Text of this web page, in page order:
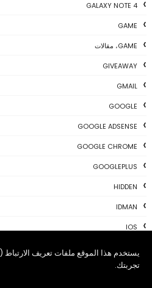
تجربتك.
GALAXY NOTE 4
GAME
GAME، مقالات
GIVEAWAY
GMAIL
GOOGLE
GOOGLE ADSENSE
GOOGLE CHROME
GOOGLEPLUS
HIDDEN
IDMAN
IOS
KALI